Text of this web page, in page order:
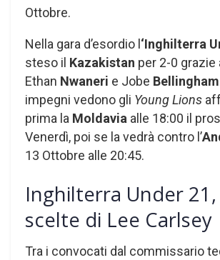
Ottobre.
Nella gara d’esordio l ‘Inghilterra
steso il Kazakistan per 2-0 grazie
Ethan Nwaneri e Jobe Bellingham
impegni vedono gli Young Lions
prima la Moldavia alle 18:00 il
Venerdì, poi se la vedrà contro l’
13 Ottobre alle 20:45.
Inghilterra Under
scelte di Lee Carlsey
Tra i convocati dal commissario